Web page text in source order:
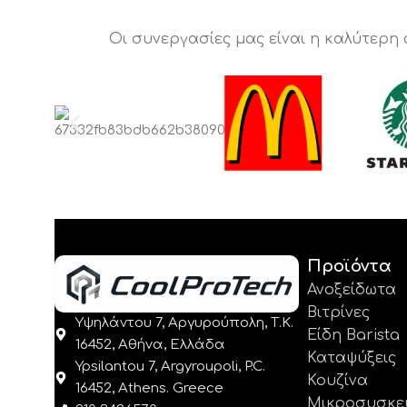
Οι συνεργασίες μας είναι η
Υψηλάντου 7, Αργυρούπολη, Τ.Κ.
16452, Αθήνα, Ελλάδα
Ypsilantou 7, Argyroupoli, P.C.
16452, Athens. Greece
Προϊόντα
Ανοξείδωτα
Βιτρίνες
Είδη Barista
Καταψύξεις
Κουζίνα